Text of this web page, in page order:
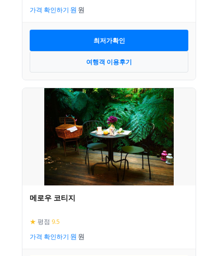
가격 확인하기
최저가확인
여행객 이용후기
메로우 코티지
★ 평점 9.5
가격 확인하기